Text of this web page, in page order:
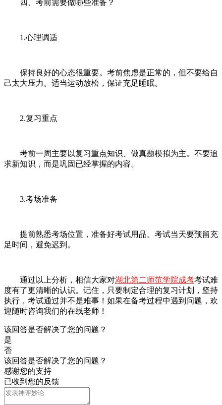
四、考前需要做哪些准备？
1.心理调适
保持良好的心态很重要。考前焦虑是正常的，但不要给自
己太大压力。适当运动放松，保证充足睡眠。
2.复习重点
考前一周主要以复习重点知识、做真题模拟为主。不要追
求新知识，而是巩固已经掌握的内容。
3.考场准备
提前熟悉考场位置，准备好考试用品。考试当天要预留充
足时间，避免迟到。
通过以上分析，相信大家对湖北第二师范学院成考考试难
度有了更清晰的认识。记住，只要制定合理的复习计划，坚持
执行，考试通过并不是难事！如果在备考过程中遇到问题，欢
迎随时咨询我们的在线老师！
该回答是否解决了您的问题？
是
否
该回答是否解决了您的问题？
感谢您的支持
已收到您的反馈